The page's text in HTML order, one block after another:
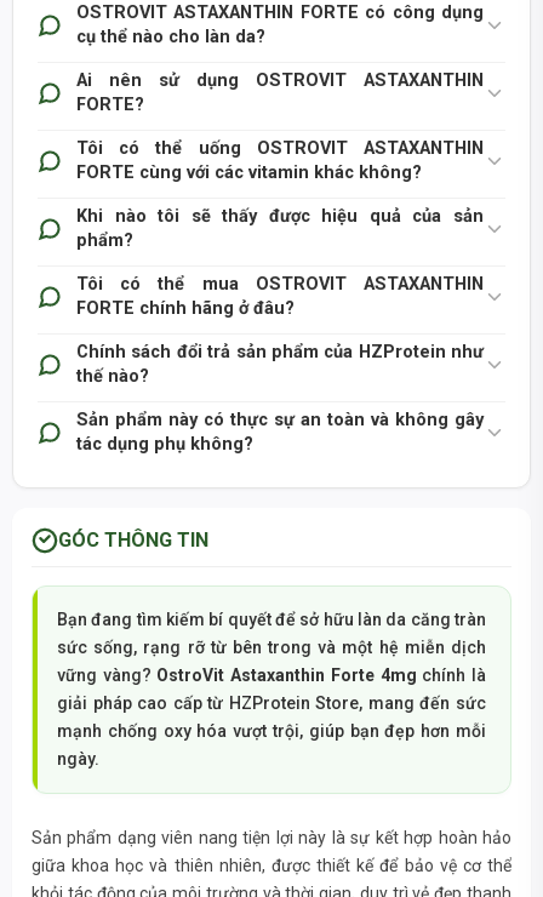
OSTROVIT ASTAXANTHIN FORTE có công dụng
cụ thể nào cho làn da?
Ai nên sử dụng OSTROVIT ASTAXANTHIN
FORTE?
Tôi có thể uống OSTROVIT ASTAXANTHIN
FORTE cùng với các vitamin khác không?
Khi nào tôi sẽ thấy được hiệu quả của sản
phẩm?
Tôi có thể mua OSTROVIT ASTAXANTHIN
FORTE chính hãng ở đâu?
Chính sách đổi trả sản phẩm của HZProtein như
thế nào?
Sản phẩm này có thực sự an toàn và không gây
tác dụng phụ không?
GÓC THÔNG TIN
Bạn đang tìm kiếm bí quyết để sở hữu làn da căng tràn
sức sống, rạng rỡ từ bên trong và một hệ miễn dịch
vững vàng? OstroVit Astaxanthin Forte 4mg chính là
giải pháp cao cấp từ HZProtein Store, mang đến sức
mạnh chống oxy hóa vượt trội, giúp bạn đẹp hơn mỗi
ngày.
Sản phẩm dạng viên nang tiện lợi này là sự kết hợp hoàn hảo
giữa khoa học và thiên nhiên, được thiết kế để bảo vệ cơ thể
khỏi tác động của môi trường và thời gian, duy trì vẻ đẹp thanh